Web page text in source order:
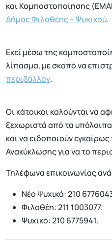
και Κομποστοποίησης
Δήμος Φιλοθέης – Ψυχικού.
Εκεί μέσω της
λίπασμα, με σκοπό να
περιβάλλον.
Οι κάτοικοι καλούνται να
ξεχωριστά από τα
και να ειδοποιούν
Ανακύκλωσης για να το
Τηλέφωνα επικοινωνίας
Νέο Ψυχικό: 210
Φιλοθέη: 211 1003077.
Ψυχικό: 210 6775941.